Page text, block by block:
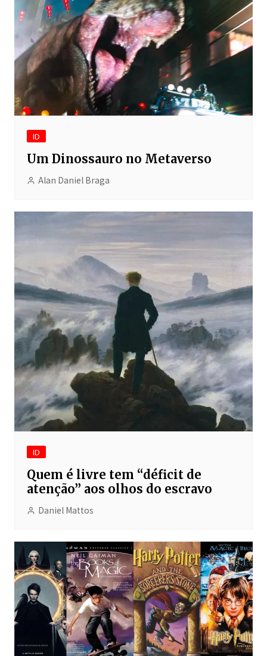
ID
Um Dinossauro no Metaverso
Alan Daniel Braga
ID
Quem é livre tem “déficit de
atenção” aos olhos do escravo
Daniel Mattos